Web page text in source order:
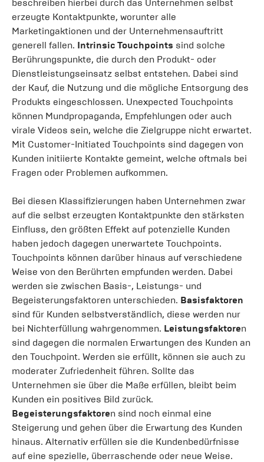
beschreiben hierbei durch das Unternehmen selbst
erzeugte Kontaktpunkte, worunter alle
Marketingaktionen und der Unternehmensauftritt
generell fallen. Intrinsic Touchpoints sind solche
Berührungspunkte, die durch den Produkt- oder
Dienstleistungseinsatz selbst entstehen. Dabei sind
der Kauf, die Nutzung und die mögliche Entsorgung des
Produkts eingeschlossen. Unexpected Touchpoints
können Mundpropaganda, Empfehlungen oder auch
virale Videos sein, welche die Zielgruppe nicht erwartet.
Mit Customer-Initiated Touchpoints sind dagegen von
Kunden initiierte Kontakte gemeint, welche oftmals bei
Fragen oder Problemen aufkommen.
Bei diesen Klassifizierungen haben Unternehmen zwar
auf die selbst erzeugten Kontaktpunkte den stärksten
Einfluss, den größten Effekt auf potenzielle Kunden
haben jedoch dagegen unerwartete Touchpoints.
Touchpoints können darüber hinaus auf verschiedene
Weise von den Berührten empfunden werden. Dabei
werden sie zwischen Basis-, Leistungs- und
Begeisterungsfaktoren unterschieden. Basisfaktoren
sind für Kunden selbstverständlich, diese werden nur
bei Nichterfüllung wahrgenommen. Leistungsfaktoren
sind dagegen die normalen Erwartungen des Kunden an
den Touchpoint. Werden sie erfüllt, können sie auch zu
moderater Zufriedenheit führen. Sollte das
Unternehmen sie über die Maße erfüllen, bleibt beim
Kunden ein positives Bild zurück.
Begeisterungsfaktoren sind noch einmal eine
Steigerung und gehen über die Erwartung des Kunden
hinaus. Alternativ erfüllen sie die Kundenbedürfnisse
auf eine spezielle, überraschende oder neue Weise.